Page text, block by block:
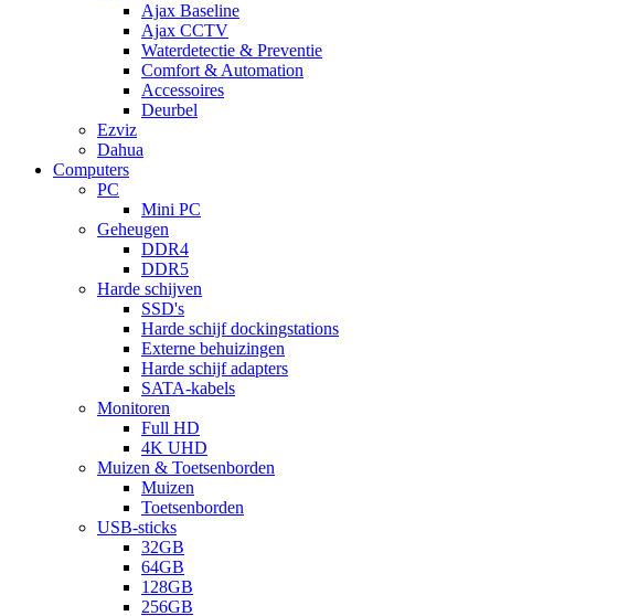
Ajax Baseline
Ajax CCTV
Waterdetectie & Preventie
Comfort & Automation
Accessoires
Deurbel
Ezviz
Dahua
Computers
PC
Mini PC
Geheugen
DDR4
DDR5
Harde schijven
SSD's
Harde schijf dockingstations
Externe behuizingen
Harde schijf adapters
SATA-kabels
Monitoren
Full HD
4K UHD
Muizen & Toetsenborden
Muizen
Toetsenborden
USB-sticks
32GB
64GB
128GB
256GB